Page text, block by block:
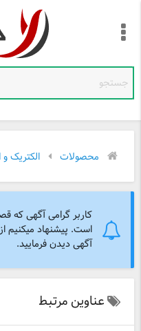
محصولات الکتریک
کاربر گرامی آگهی که
است. پیشنهاد میکنیم
آگهی دیدن فرمایید.
عناوین مرتبط